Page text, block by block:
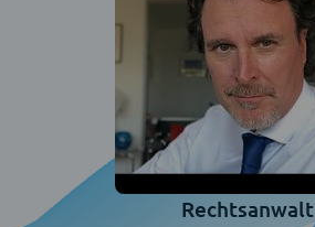
Rechtsanwalt